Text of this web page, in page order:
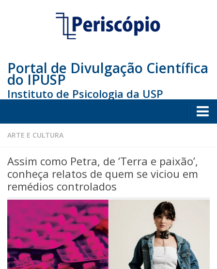
Portal de Divulgação Científica
do IPUSP
Instituto de Psicologia da USP
Home
Educação
Arte e Cultura
Saúde
Seções
Mural do IP
ARTE E CULTURA
Assim como Petra, de ‘Terra e paixão’,
conheça relatos de quem se viciou em
remédios controlados